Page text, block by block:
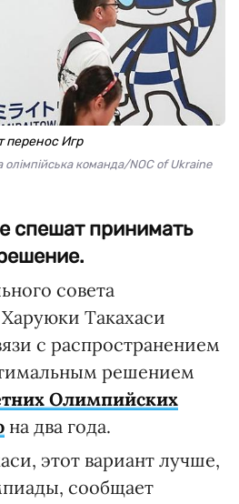
перенос Игр
команда/NOC of Ukraine
спешат принимать
совета
Такахаси
с распространением
решением
Олимпийских
на два года.
этот вариант лучше,
сообщает